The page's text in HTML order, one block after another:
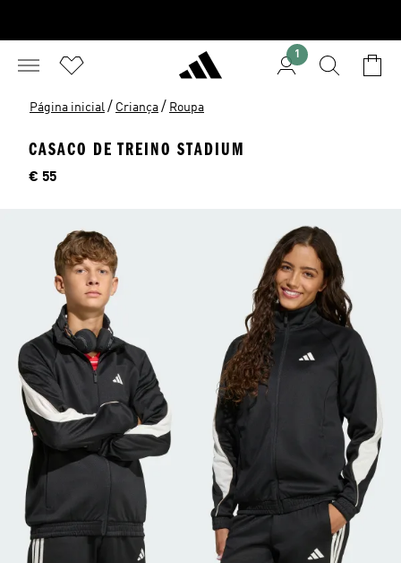
1
Página inicial / Criança / Roupa
CASACO DE TREINO STADIUM
Preço
€ 55